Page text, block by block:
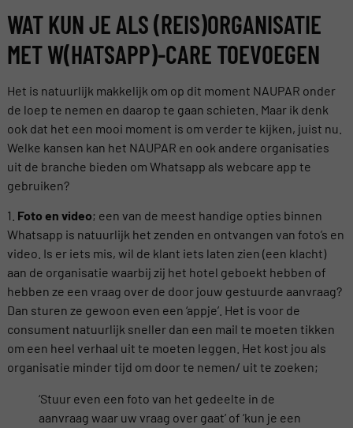
WAT KUN JE ALS (REIS)ORGANISATIE
MET W(HATSAPP)-CARE TOEVOEGEN
Het is natuurlijk makkelijk om op dit moment NAUPAR onder
de loep te nemen en daarop te gaan schieten. Maar ik denk
ook dat het een mooi moment is om verder te kijken, juist nu.
Welke kansen kan het NAUPAR en ook andere organisaties
uit de branche bieden om Whatsapp als webcare app te
gebruiken?
1. Foto en video; een van de meest handige opties binnen
Whatsapp is natuurlijk het zenden en ontvangen van foto’s en
video. Is er iets mis, wil de klant iets laten zien (een klacht)
aan de organisatie waarbij zij het hotel geboekt hebben of
hebben ze een vraag over de door jouw gestuurde aanvraag?
Dan sturen ze gewoon even een ‘appje’. Het is voor de
consument natuurlijk sneller dan een mail te moeten tikken
om een heel verhaal uit te moeten leggen. Het kost jou als
organisatie minder tijd om door te nemen/ uit te zoeken;
‘Stuur even een foto van het gedeelte in de
aanvraag waar uw vraag over gaat’ of ‘kun je een